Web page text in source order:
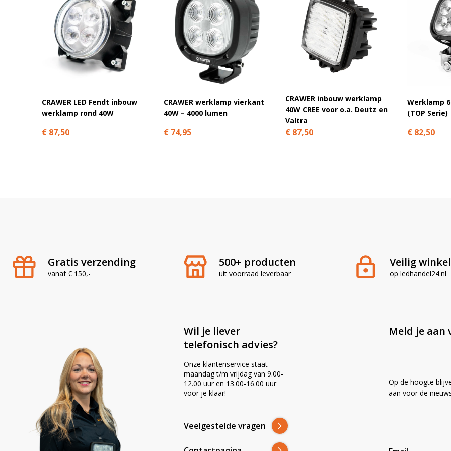
Geschikt voor zowel 10 als 30 volt;
Qua brandstand zijn alle standen mogelijk.
Dit is in feite een dubbele voordeelset. Met deze combi werklampen heb je dubbel zoveel licht én een
speciale aanbiedingsprijs.
Ledhandel24.nl, dé specialist in agrarische LED-verlichting!
CRAWER LED Fendt inbouw
werklamp rond 40W
€ 87,50
CRAWER werklamp vierkant
40W – 4000 lumen
€ 74,95
CRAWER inbouw werklamp
40W CREE voor o.a. Deutz en
Valtra
€ 87,50
Werklamp
(TOP Serie)
€ 82,50
Gratis verzending
vanaf € 150,-
500+ producten
uit voorraad leverbaar
Veilig
op ledhandel24.nl
Wil je liever
telefonisch advies?
Onze klantenservice staat
maandag t/m vrijdag van 9.00-
12.00 uur en 13.00-16.00 uur
voor je klaar!
Veelgestelde vragen
Meld je aan
Op de hoogte
aan voor de